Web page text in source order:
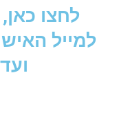
לחצו
למייל